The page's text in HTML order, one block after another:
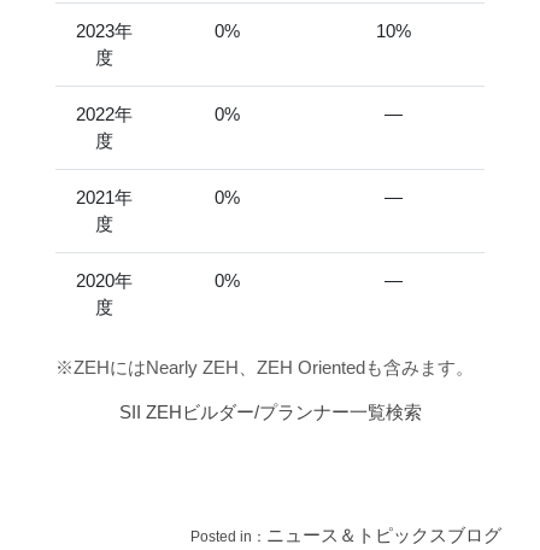
2023年
度
0% 10%
2022年
度
0% ―
2021年
度
0% ―
2020年
度
0% ―
※ZEHにはNearly ZEH、ZEH Orientedも含みます。
SII ZEHビルダー/プランナー一覧検索
Posted in： ニュース＆トピックスブログ